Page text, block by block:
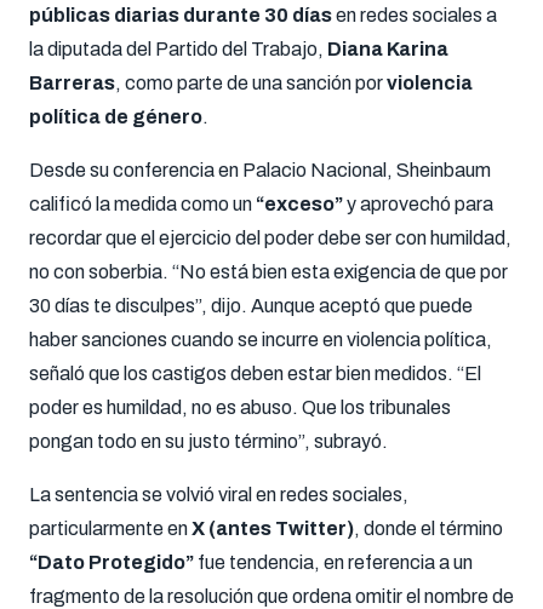
públicas diarias durante 30 díasen redes sociales a
la diputada del Partido del Trabajo, Diana Karina
Barreras, como parte de una sanción porviolencia
política de género.
Desde su conferencia en Palacio Nacional, Sheinbaum
calificó la medida como un “exceso”y aprovechó para
recordar que el ejercicio del poder debe ser con humildad,
no con soberbia. “No está bien esta exigencia de que por
30 días te disculpes”, dijo. Aunque aceptó que puede
haber sanciones cuando se incurre en violencia política,
señaló que los castigos deben estar bien medidos. “El
poder es humildad, no es abuso. Que los tribunales
pongan todo en su justo término”, subrayó.
La sentencia se volvió viral en redes sociales,
particularmente enX (antes Twitter), donde el término
“Dato Protegido” fue tendencia, en referencia a un
fragmento de la resolución que ordena omitir el nombre de